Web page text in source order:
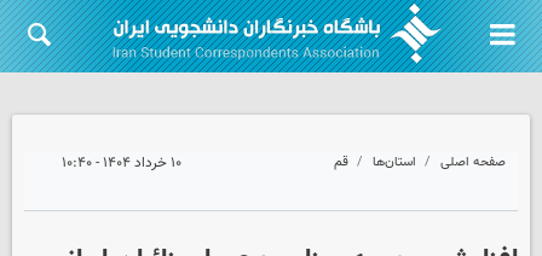
صفحه اصلی استان‌ها قم ۱۰ خرداد ۱۴۰۴ - ۱۰:۴۰